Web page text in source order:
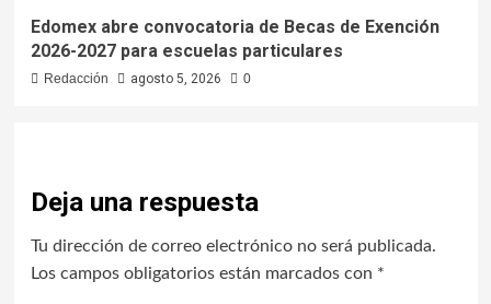
Edomex abre convocatoria de Becas de Exención
2026-2027 para escuelas particulares
Redacción agosto 5, 2026 0
Deja una respuesta
Tu dirección de correo electrónico no será publicada.
Los campos obligatorios están marcados con *